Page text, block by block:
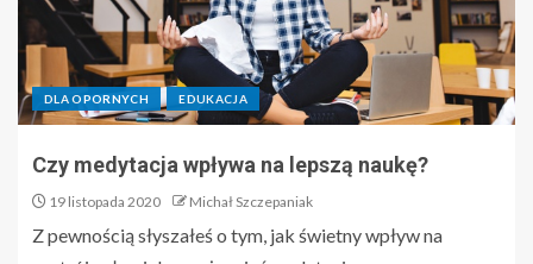
DLA OPORNYCH EDUKACJA
Czy medytacja wpływa na lepszą naukę?
19 listopada 2020 Michał Szczepaniak
Z pewnością słyszałeś o tym, jak świetny wpływ na